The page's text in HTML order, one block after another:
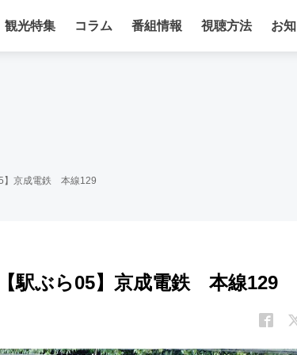
観光特集 コラム 番組情報 視聴方法 お
】京成電鉄 本線129
駅ぶら05】京成電鉄 本線129